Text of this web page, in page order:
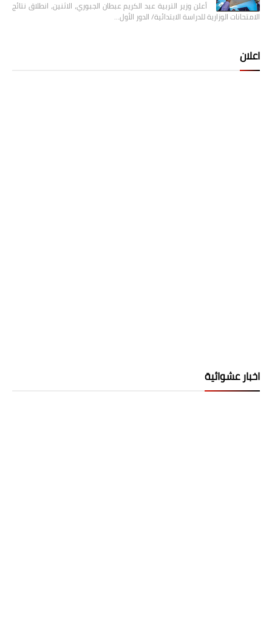
أعلن وزير التربية عبد الكريم عبطان الجبوري، الاثنين، انطلاق نتائج
الامتحانات الوزارية للدراسة الابتدائية/ الدور الأول…
اعلان
اخبار عشوائية